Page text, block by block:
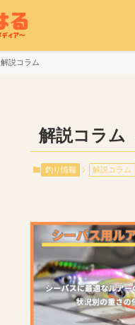
解説コラム
解説コラム
釣り情報 解説コラム